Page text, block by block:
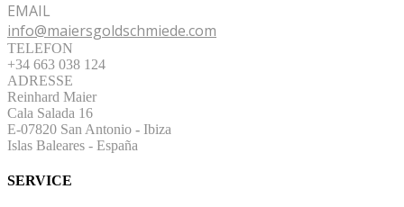
EMAIL
info@maiersgoldschmiede.com
TELEFON
+34 663 038 124
ADRESSE
Reinhard Maier
Cala Salada 16
E-07820 San Antonio - Ibiza
Islas Baleares - España
SERVICE